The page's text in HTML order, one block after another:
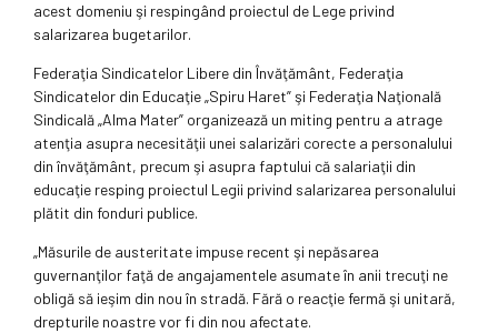
acest domeniu şi respingând proiectul de Lege privind
salarizarea bugetarilor.
Federaţia Sindicatelor Libere din Învăţământ, Federaţia
Sindicatelor din Educaţie „Spiru Haret” şi Federaţia Naţională
Sindicală „Alma Mater” organizează un miting pentru a atrage
atenţia asupra necesităţii unei salarizări corecte a personalului
din învăţământ, precum şi asupra faptului că salariaţii din
educaţie resping proiectul Legii privind salarizarea personalului
plătit din fonduri publice.
„Măsurile de austeritate impuse recent şi nepăsarea
guvernanţilor faţă de angajamentele asumate în anii trecuţi ne
obligă să ieşim din nou în stradă. Fără o reacţie fermă şi unitară,
drepturile noastre vor fi din nou afectate.